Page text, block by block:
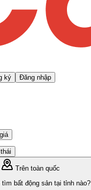
ký Đăng nhập
Trên toàn quốc
tìm bất động sản tại tỉnh nào?